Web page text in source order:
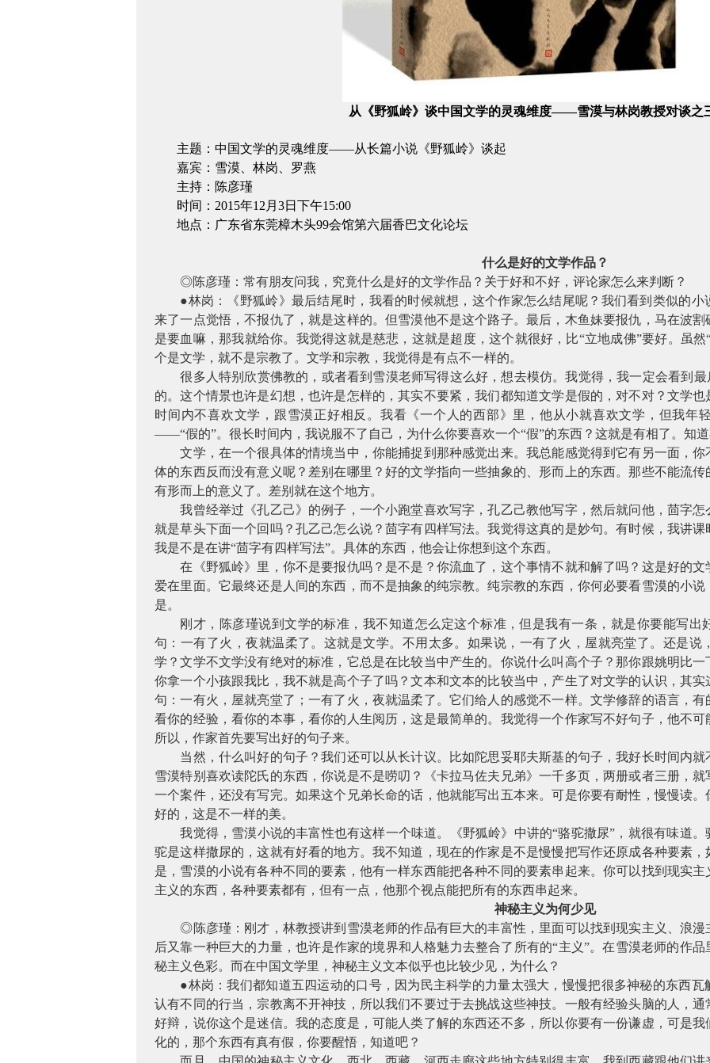
从《野狐岭》谈中国文学的灵魂维度——雪漠与林岗教授对谈之
主题：中国文学的灵魂维度——从长篇小说《野狐岭》谈起
嘉宾：雪漠、林岗、罗燕
主持：陈彦瑾
时间： 2015年12 月3日下午15:00
地点：广东省东莞樟木头99会馆第六届香巴文化论坛
什么是好的文学作品？
◎陈彦瑾：常有朋友问我，究竟什么是好的文学作品？关于好和不好，评论家怎么来判断？
●林岗：《野狐岭》最后结尾时，我看的时候就想，这个作家怎么结尾呢？我们看到类似的
来了一点觉悟，不报仇了，就是这样的。但雪漠他不是这个路子。最后，木鱼妹要报仇，马在波
是要血嘛，那我就给你。我觉得这就是慈悲，这就是超度，这个就很好，比“立地成佛”要好。虽
个是文学，就不是宗教了。文学和宗教，我觉得是有点不一样的。
很多人特别欣赏佛教的，或者看到雪漠老师写得这么好，想去模仿。我觉得，我一定会看到
的。这个情景也许是幻想，也许是怎样的，其实不要紧，我们都知道文学是假的，对不对？文学
时间内不喜欢文学，跟雪漠正好相反。我看《一个人的西部》里，他从小就喜欢文学，但我年
——“假的”。很长时间内，我说服不了自己，为什么你要喜欢一个“假”的东西？这就是有相了。知
文学，在一个很具体的情境当中，你能捕捉到那种感觉出来。我总能感觉得到它有另一面，
体的东西反而没有意义呢？差别在哪里？好的文学指向一些抽象的、形而上的东西。那些不能流
有形而上的意义了。差别就在这个地方。
我曾经举过《孔乙己》的例子，一个小跑堂喜欢写字，孔乙己教他写字，然后就问他，茴字
就是草头下面一个回吗？孔乙己怎么说？茴字有四样写法。我觉得这真的是妙句。有时候，我讲
我是不是在讲“茴字有四样写法”。具体的东西，他会让你想到这个东西。
在《野狐岭》里，你不是要报仇吗？是不是？你流血了，这个事情不就和解了吗？这是好的
爱在里面。它最终还是人间的东西，而不是抽象的纯宗教。纯宗教的东西，你何必要看雪漠的小
是。
刚才，陈彦瑾说到文学的标准，我不知道怎么定这个标准，但是我有一条，就是你要能写出
句：一有了火，夜就温柔了。这就是文学。不用太多。如果说，一有了火，屋就亮堂了。还是说
学？文学不文学没有绝对的标准，它总是在比较当中产生的。你说什么叫高个子？那你跟姚明比
你拿一个小孩跟我比，我不就是高个子了吗？文本和文本的比较当中，产生了对文学的认识，其
句：一有火，屋就亮堂了；一有了火，夜就温柔了。它们给人的感觉不一样。文学修辞的语言，
看你的经验，看你的本事，看你的人生阅历，这是最简单的。我觉得一个作家写不好句子，他不
所以，作家首先要写出好的句子来。
当然，什么叫好的句子？我们还可以从长计议。比如陀思妥耶夫斯基的句子，我好长时间内
雪漠特别喜欢读陀氏的东西，你说是不是唠叨？《卡拉马佐夫兄弟》一千多页，两册或者三册，
一个案件，还没有写完。如果这个兄弟长命的话，他就能写出五本来。可是你要有耐性，慢慢读
好的，这是不一样的美。
我觉得，雪漠小说的丰富性也有这样一个味道。《野狐岭》中讲的“骆驼撒尿”，就很有味道
驼是这样撒尿的，这就有好看的地方。我不知道，现在的作家是不是慢慢把写作还原成各种要素
是，雪漠的小说有各种不同的要素，他有一样东西能把各种不同的要素串起来。你可以找到现实
主义的东西，各种要素都有，但有一点，他那个视点能把所有的东西串起来。
神秘主义为何少见
◎陈彦瑾：刚才，林教授讲到雪漠老师的作品有巨大的丰富性，里面可以找到现实主义、浪
后又靠一种巨大的力量，也许是作家的境界和人格魅力去整合了所有的“主义”。在雪漠老师的作
秘主义色彩。而在中国文学里，神秘主义文本似乎也比较少见，为什么？
●林岗：我们都知道五四运动的口号，因为民主科学的力量太强大，慢慢把很多神秘的东西
认有不同的行当，宗教离不开神技，所以我们不要过于去挑战这些神技。一般有经验头脑的人，
好辩，说你这个是迷信。我的态度是，可能人类了解的东西还不多，所以你要有一份谦虚，可是
化的，那个东西有真有假，你要醒悟，知道吧？